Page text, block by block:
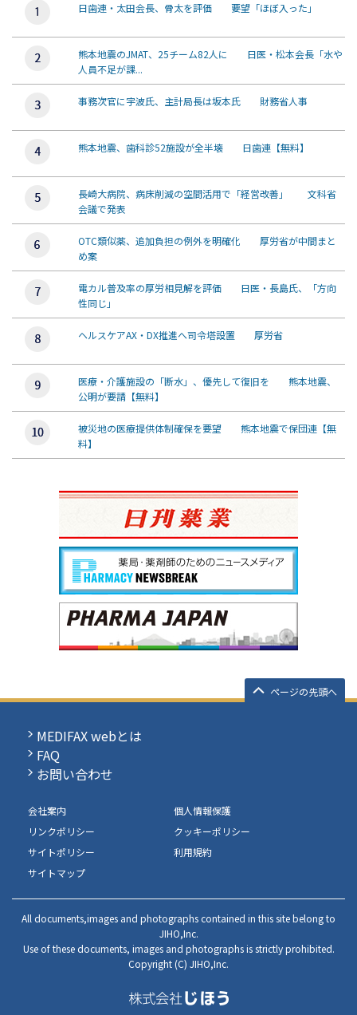
日歯連・太田会長、骨太を評価 要望「ほぼ入った」
熊本地震のJMAT、25チーム82人に 日医・松本会長「水や
人員不足が課...
事務次官に宇波氏、主計局長は坂本氏 財務省人事
熊本地震、歯科診52施設が全半壊 日歯連【無料】
長崎大病院、病床削減の空間活用で「経営改善」 文科省
会議で発表
OTC類似薬、追加負担の例外を明確化 厚労省が中間まと
め案
電カル普及率の厚労相見解を評価 日医・長島氏、「方向
性同じ」
ヘルスケアAX・DX推進へ司令塔設置 厚労省
医療・介護施設の「断水」、優先して復旧を 熊本地震、
公明が要請【無料】
被災地の医療提供体制確保を要望 熊本地震で保団連【無
料】
ページの先頭へ
MEDIFAX webとは
FAQ
お問い合わせ
会社案内
個人情報保護
リンクポリシー
クッキーポリシー
サイトポリシー
利用規約
サイトマップ
All documents,images and photographs contained in this site belong to
JIHO,Inc.
Use of these documents, images and photographs is strictly prohibited.
Copyright (C) JIHO,Inc.